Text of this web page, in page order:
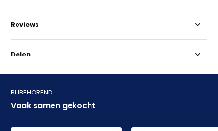
Reviews
Delen
BIJBEHOREND
Vaak samen gekocht